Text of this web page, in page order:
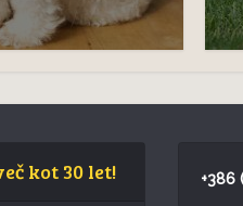
kot 30 let! +386